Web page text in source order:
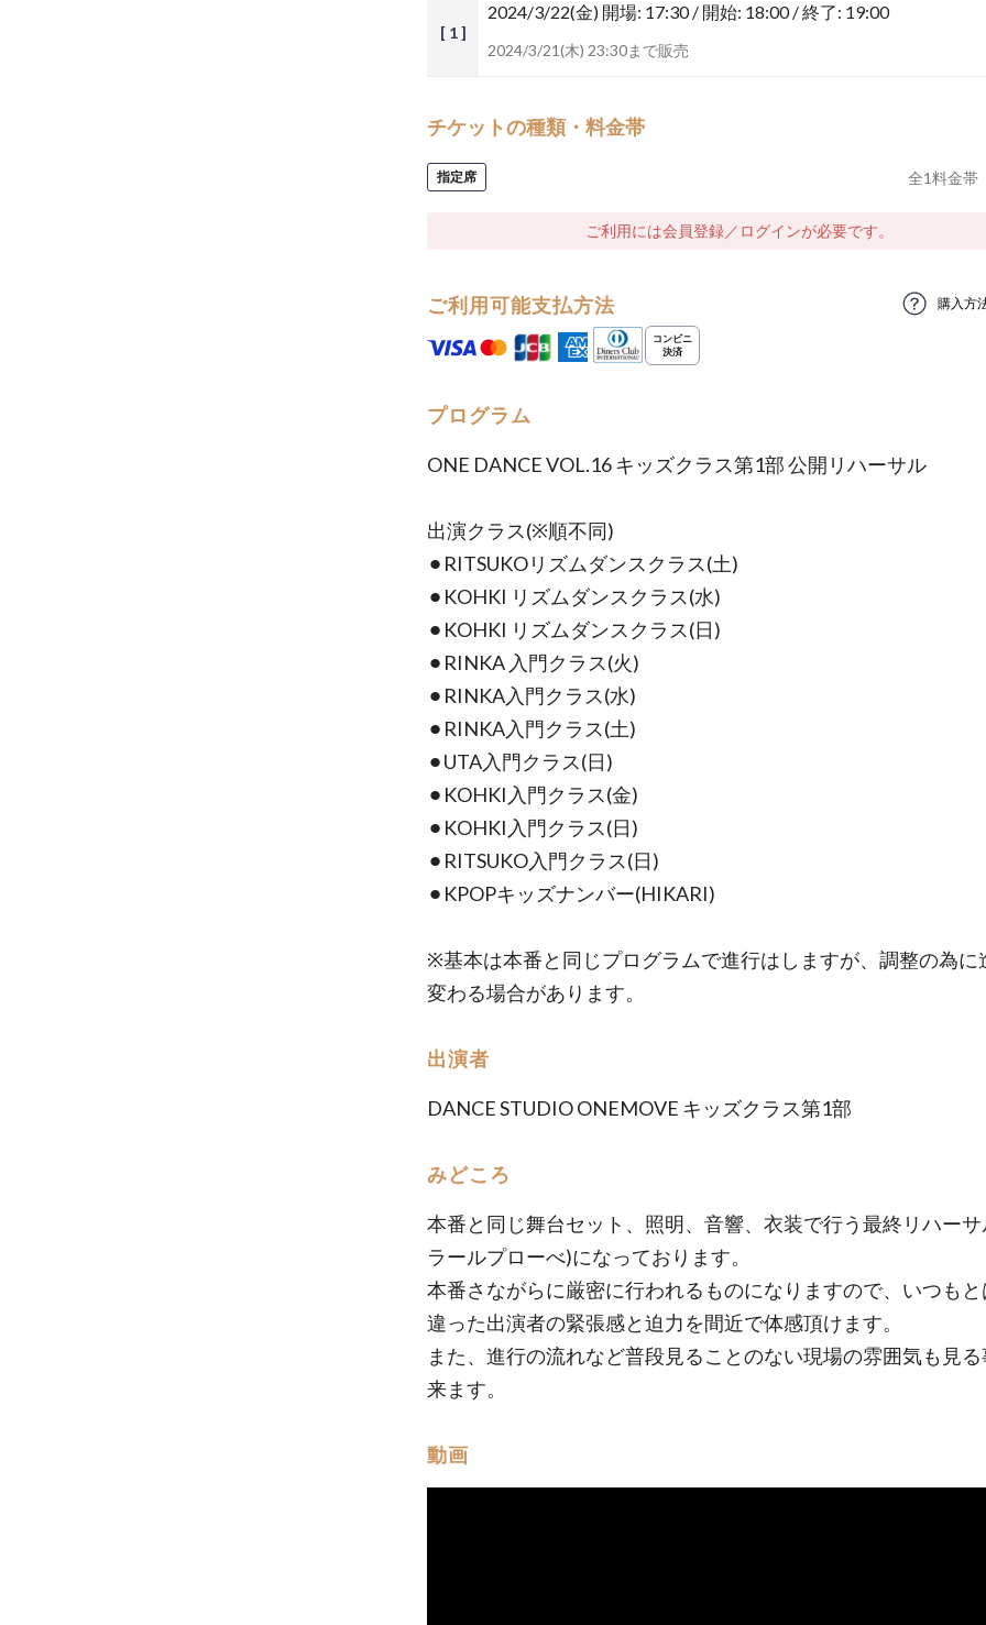
[ 1 ]
2024/3/22(金) 開場: 17:30 / 開始: 18:00 / 終了: 19:00
2024/3/21(木) 23:30まで販売
チケットの種類・料金帯
指定席 全1料金帯
ご利用には会員登録／ログインが必要です。
ご利用可能支払方法 購入方
プログラム
ONE DANCE VOL.16 キッズクラス第1部 公開リハーサル
出演クラス(※順不同)
⚫︎RITSUKOリズムダンスクラス(土)
⚫︎KOHKI リズムダンスクラス(水)
⚫︎KOHKI リズムダンスクラス(日)
⚫︎RINKA 入門クラス(火)
⚫︎RINKA入門クラス(水)
⚫︎RINKA入門クラス(土)
⚫︎UTA入門クラス(日)
⚫︎KOHKI入門クラス(金)
⚫︎KOHKI入門クラス(日)
⚫︎RITSUKO入門クラス(日)
⚫︎KPOPキッズナンバー(HIKARI)
※基本は本番と同じプログラムで進行はしますが、調整の為に
変わる場合があります。
出演者
DANCE STUDIO ONEMOVE キッズクラス第1部
みどころ
本番と同じ舞台セット、照明、音響、衣装で行う最終リハーサ
ラールプローべ)になっております。
本番さながらに厳密に行われるものになりますので、いつもと
違った出演者の緊張感と迫力を間近で体感頂けます。
また、進行の流れなど普段見ることのない現場の雰囲気も見る
来ます。
動画